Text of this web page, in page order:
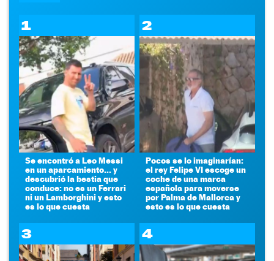
1
Se encontró a Leo Messi
en un aparcamiento... y
descubrió la bestia que
conduce: no es un Ferrari
ni un Lamborghini y esto
es lo que cuesta
2
Pocos se lo imaginarían:
el rey Felipe VI escoge un
coche de una marca
española para moverse
por Palma de Mallorca y
esto es lo que cuesta
3 4